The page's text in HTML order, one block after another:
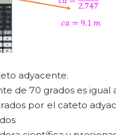
adyacente.
de 70 grados es
por el cateto